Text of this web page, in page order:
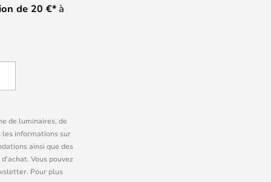
de 20 €* à
de luminaires, de
les informations sur
ainsi que des
Vous pouvez
Pour plus